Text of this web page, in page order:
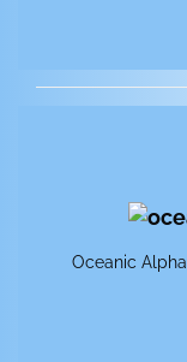
Ocea­nic